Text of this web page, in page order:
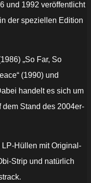
und 1992 veröffentlicht
der speziellen Edition
„So Far, So
(1990) und
handelt es sich um
dem Stand des 2004er-
Hüllen mit Original-
Strip und natürlich